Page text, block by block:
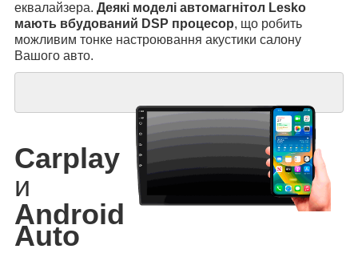
еквалайзера. Деякі моделі автомагнітол Lesko
мають вбудований DSP процесор, що робить
можливим тонке настроювання акустики салону
Вашого авто.
Carplay
и
Android
Auto